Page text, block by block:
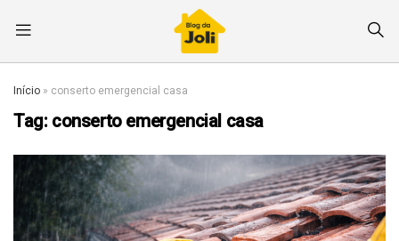
Início » conserto emergencial casa
Tag: conserto emergencial casa